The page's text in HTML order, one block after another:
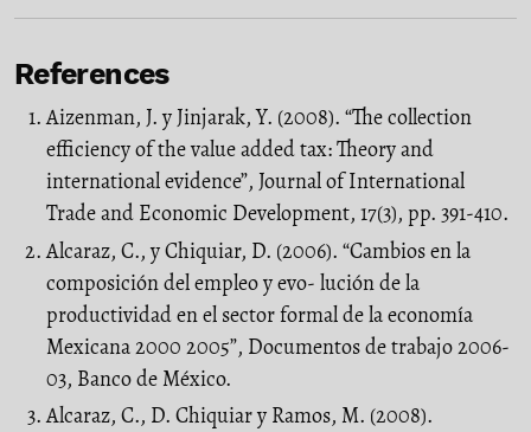
References
Aizenman, J. y Jinjarak, Y. (2008). “The collection
efficiency of the value added tax: Theory and
international evidence”, Journal of International
Trade and Economic Development, 17(3), pp. 391-410.
Alcaraz, C., y Chiquiar, D. (2006). “Cambios en la
composición del empleo y evo- lución de la
productividad en el sector formal de la economía
Mexicana 2000 2005”, Documentos de trabajo 2006-
03, Banco de México.
Alcaraz, C., D. Chiquiar y Ramos, M. (2008).